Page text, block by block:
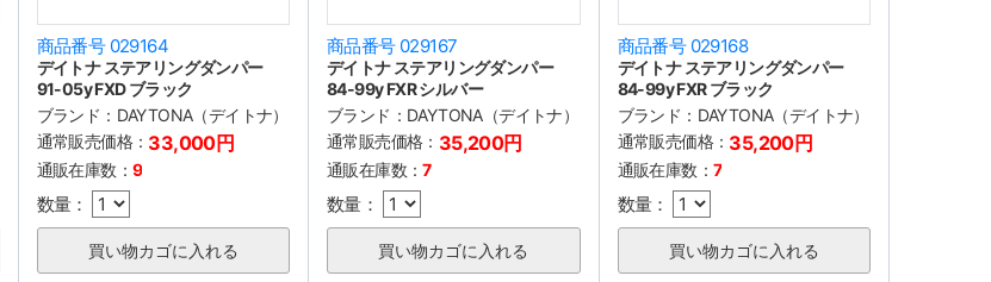
商品番号 029164
デイトナ ステアリングダンパー
91-05y FXD ブラック
ブランド： DAYTONA（デイトナ）
通常販売価格： 33,000円
通販在庫数： 9
数量：
商品番号 029167
デイトナ ステアリングダンパー
84-99y FXR シルバー
ブランド： DAYTONA（デイトナ）
通常販売価格： 35,200円
通販在庫数：7
数量：
商品番号 029168
デイトナ ステアリングダンパー
84-99y FXR ブラック
ブランド： DAYTONA（デイトナ）
通常販売価格： 35,200円
通販在庫数： 7
数量：